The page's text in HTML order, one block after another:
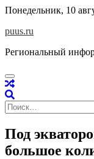
Skip
content
Понедельник, 10
puus.ru
Региональный
Найти:
Под
большое